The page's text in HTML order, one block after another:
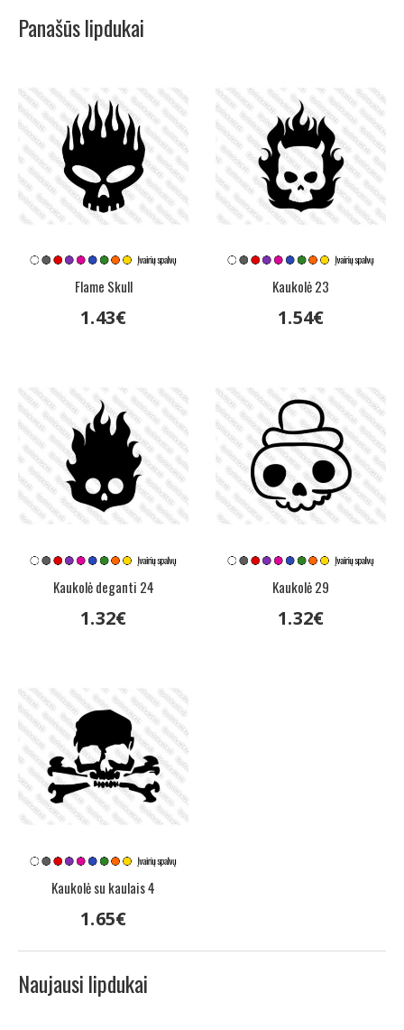
Panašūs lipdukai
Flame Skull
1.43€
Kaukolė 23
1.54€
Kaukolė deganti 24
1.32€
Kaukolė 29
1.32€
Kaukolė su kaulais 4
1.65€
Naujausi lipdukai